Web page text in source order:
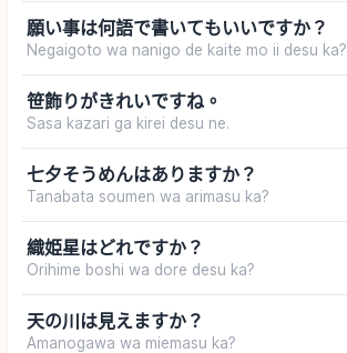
願い事は何語で書いてもいいですか？
Negaigoto wa nanigo de kaite mo ii desu ka?
笹飾りがきれいですね。
Sasa kazari ga kirei desu ne.
七夕そうめんはありますか？
Tanabata soumen wa arimasu ka?
織姫星はどれですか？
Orihime boshi wa dore desu ka?
天の川は見えますか？
Amanogawa wa miemasu ka?